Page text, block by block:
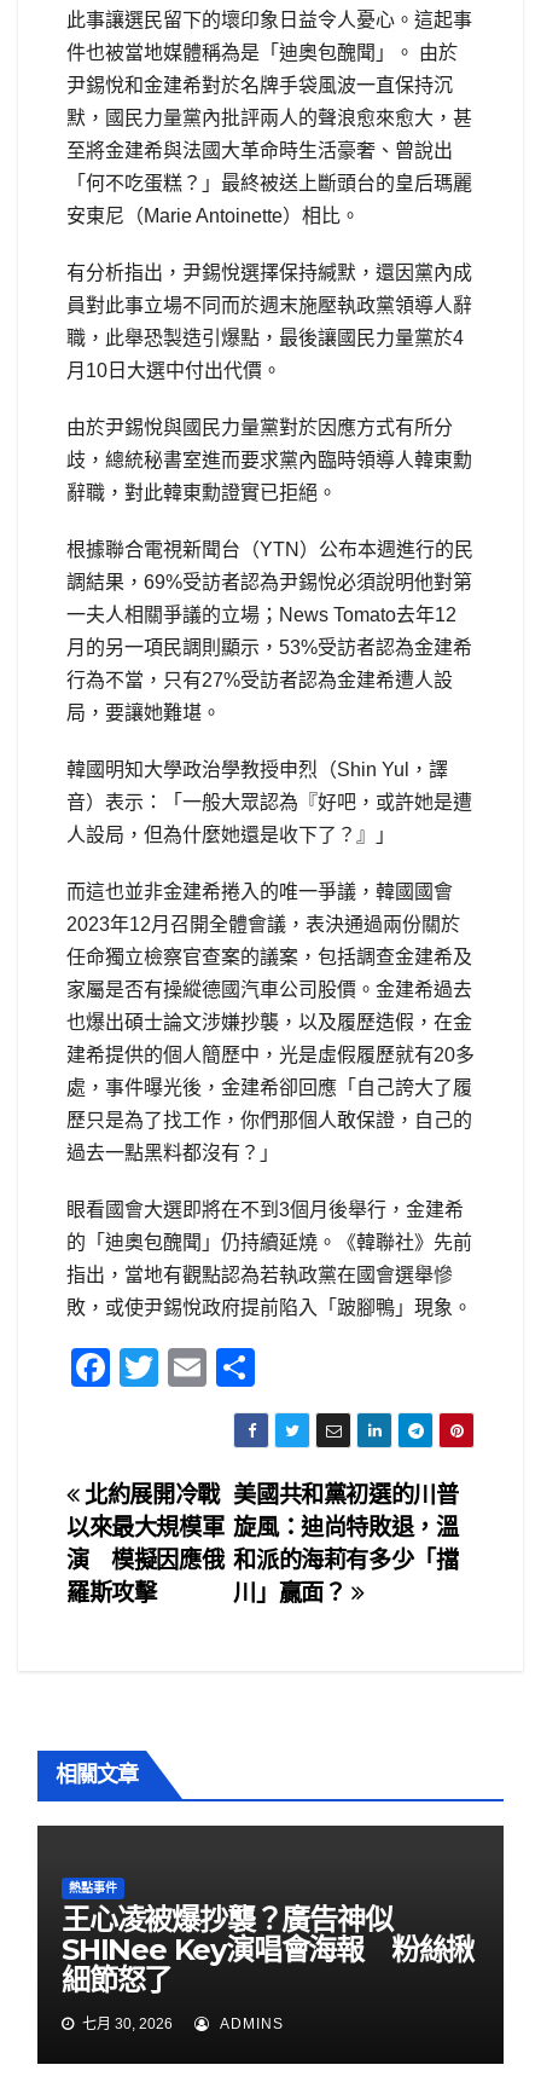
此事讓選民留下的壞印象日益令人憂心。這起事
件也被當地媒體稱為是「迪奧包醜聞」。 由於
尹錫悅和金建希對於名牌手袋風波一直保持沉
默，國民力量黨內批評兩人的聲浪愈來愈大，甚
至將金建希與法國大革命時生活豪奢、曾說出
「何不吃蛋糕？」最終被送上斷頭台的皇后瑪麗
安東尼（Marie Antoinette）相比。
有分析指出，尹錫悅選擇保持緘默，還因黨內成
員對此事立場不同而於週末施壓執政黨領導人辭
職，此舉恐製造引爆點，最後讓國民力量黨於4
月10日大選中付出代價。
由於尹錫悅與國民力量黨對於因應方式有所分
歧，總統秘書室進而要求黨內臨時領導人韓東勳
辭職，對此韓東勳證實已拒絕。
根據聯合電視新聞台（YTN）公布本週進行的民
調結果，69%受訪者認為尹錫悅必須說明他對第
一夫人相關爭議的立場；News Tomato去年12
月的另一項民調則顯示，53%受訪者認為金建希
行為不當，只有27%受訪者認為金建希遭人設
局，要讓她難堪。
韓國明知大學政治學教授申烈（Shin Yul，譯
音）表示：「一般大眾認為『好吧，或許她是遭
人設局，但為什麼她還是收下了？』」
而這也並非金建希捲入的唯一爭議，韓國國會
2023年12月召開全體會議，表決通過兩份關於
任命獨立檢察官查案的議案，包括調查金建希及
家屬是否有操縱德國汽車公司股價。金建希過去
也爆出碩士論文涉嫌抄襲，以及履歷造假，在金
建希提供的個人簡歷中，光是虛假履歷就有20多
處，事件曝光後，金建希卻回應「自己誇大了履
歷只是為了找工作，你們那個人敢保證，自己的
過去一點黑料都沒有？」
眼看國會大選即將在不到3個月後舉行，金建希
的「迪奧包醜聞」仍持續延燒。《韓聯社》先前
指出，當地有觀點認為若執政黨在國會選舉慘
敗，或使尹錫悅政府提前陷入「跛腳鴨」現象。
F
e
b
o
o
T
er
E
m
ail
h
ar
e
文
章
導
美國共和黨初選的川普
旋風：迪尚特敗退，溫
和派的海莉有多少「擋
川」贏面？
北約展開冷戰
以來最大規模軍
演 模擬因應俄
羅斯攻擊
相關文章
熱點事件
王心凌被爆抄襲？廣告神似
SHINee Key演唱會海報 粉絲揪
細節怒了
七月 30, 2026 ADMINS